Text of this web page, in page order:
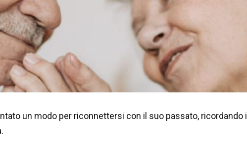
un modo per riconnettersi con il suo passato, ricordando i